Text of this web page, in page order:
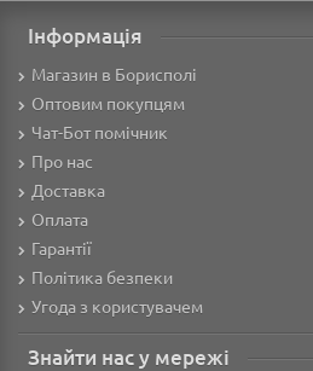
Інформація
Магазин в Борисполі
Оптовим покупцям
Чат-Бот помічник
Про нас
Доставка
Оплата
Гарантії
Політика безпеки
Угода з користувачем
Знайти нас у мережі